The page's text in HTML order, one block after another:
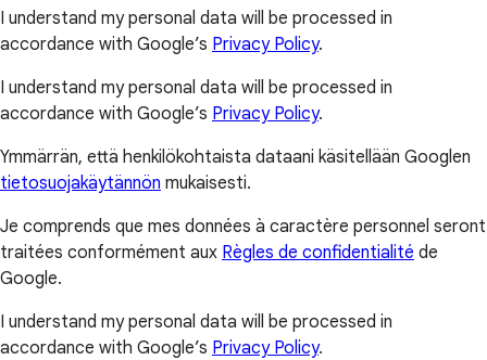
I understand my personal data will be processed in
accordance with Google’s Privacy Policy.
I understand my personal data will be processed in
accordance with Google’s Privacy Policy.
Ymmärrän, että henkilökohtaista dataani käsitellään Googlen
tietosuojakäytännön mukaisesti.
Je comprends que mes données à caractère personnel seront
traitées conformément aux Règles de confidentialité de
Google.
I understand my personal data will be processed in
accordance with Google’s Privacy Policy.